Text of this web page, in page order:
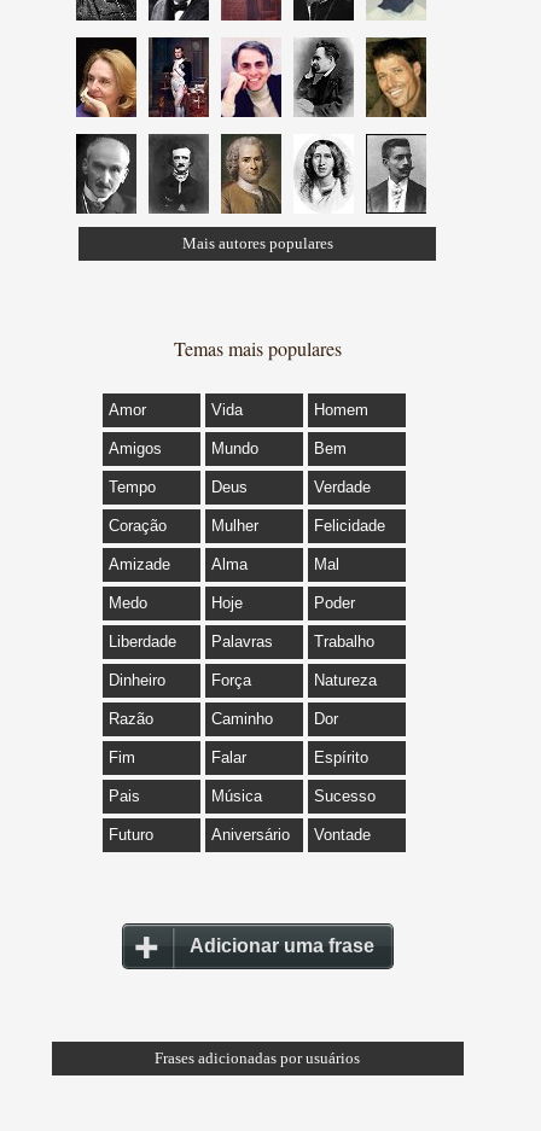
Mais autores populares
Temas mais populares
Amor Vida Homem
Amigos Mundo Bem
Tempo Deus Verdade
Coração Mulher Felicidade
Amizade Alma Mal
Medo Hoje Poder
Liberdade Palavras Trabalho
Dinheiro Força Natureza
Razão Caminho Dor
Fim Falar Espírito
Pais Música Sucesso
Futuro Aniversário Vontade
Adicionar uma frase
Frases adicionadas por usuários